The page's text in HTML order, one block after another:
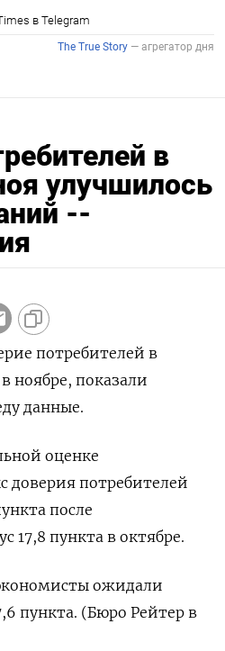
в
улучшилось
--
потребителей в
ноябре, показали
данные.
оценке
доверия потребителей
после
17,8 пункта в октябре.
ожидали
пункта. (Бюро Рейтер в